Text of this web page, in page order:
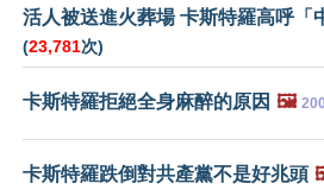
活人被送進火葬場 卡斯特羅高呼「
(23,781次)
卡斯特羅拒絕全身麻醉的原因 🖼️
卡斯特羅跌倒對共產黨不是好兆頭